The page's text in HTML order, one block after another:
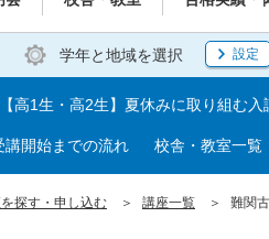
学年と地域を選択 設定
【高1生・高2生】夏休みに取り組む入
講開始までの流れ 校舎・教室一覧
探す・申し込む 講座一覧 難関